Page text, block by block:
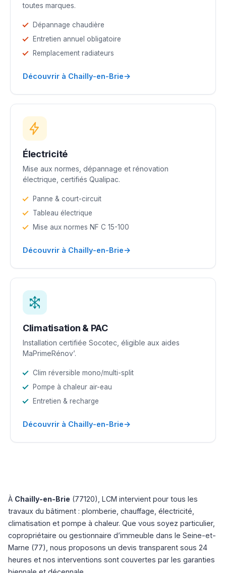
toutes marques.
Dépannage chaudière
Entretien annuel obligatoire
Remplacement radiateurs
Découvrir à Chailly-en-Brie→
Électricité
Mise aux normes, dépannage et rénovation
électrique, certifiés Qualipac.
Panne & court-circuit
Tableau électrique
Mise aux normes NF C 15-100
Découvrir à Chailly-en-Brie→
Climatisation & PAC
Installation certifiée Socotec, éligible aux aides
MaPrimeRénov’.
Clim réversible mono/multi-split
Pompe à chaleur air-eau
Entretien & recharge
Découvrir à Chailly-en-Brie→
À Chailly-en-Brie (77120), LCM intervient pour tous les
travaux du bâtiment : plomberie, chauffage, électricité,
climatisation et pompe à chaleur. Que vous soyez particulier,
copropriétaire ou gestionnaire d’immeuble dans le Seine-et-
Marne (77), nous proposons un devis transparent sous 24
heures et nos interventions sont couvertes par les garanties